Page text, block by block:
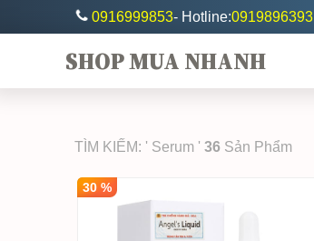
0916999853- Hotline:0919896393
SHOP MUA NHANH
TÌM KIẾM: ' Serum ' 36 Sản Phẩm
30 %